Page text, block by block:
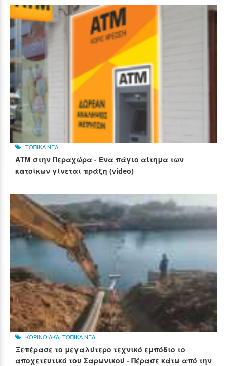
ΤΟΠΙΚΑ ΝΕΑ
ΑΤΜ στην Περαχώρα - Ένα πάγιο αίτημα των
κατοίκων γίνεται πράξη (video)
ΚΟΡΙΝΘΙΑΚΑ ΤΟΠΙΚΑ ΝΕΑ
Ξεπέρασε το μεγαλύτερο τεχνικό εμπόδιο το
αποχετευτικό του Σαρωνικού - Πέρασε κάτω από την